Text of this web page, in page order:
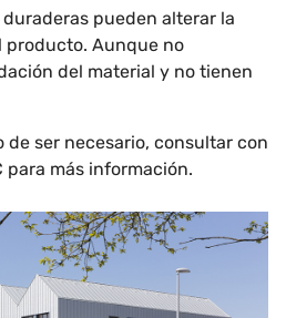
pueden alterar la
producto. Aunque no
del material y no tienen
de ser necesario, consultar con
para más información.